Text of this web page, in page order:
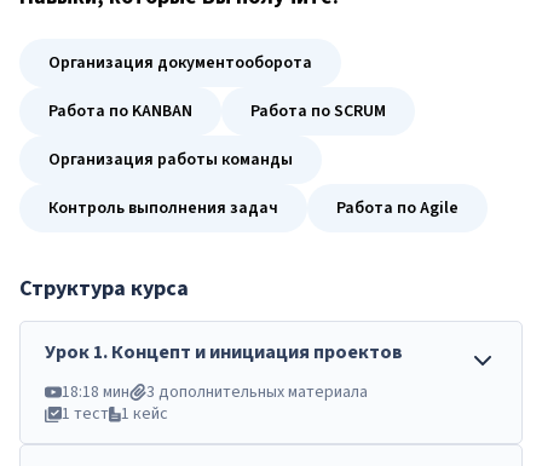
Организация документооборота
Работа по KANBAN
Работа по SCRUM
Организация работы команды
Контроль выполнения задач
Работа по Agile
Структура курса
Урок1.Концепт и инициация проектов
18:18 мин
3 дополнительных материала
1 тест 1 кейс